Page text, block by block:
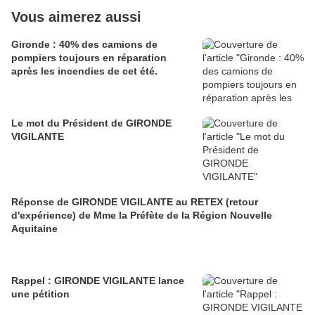
Vous aimerez aussi
Gironde : 40% des camions de
pompiers toujours en réparation
après les incendies de cet été.
Le mot du Président de GIRONDE
VIGILANTE
Réponse de GIRONDE VIGILANTE au RETEX (retour
d'expérience) de Mme la Préfète de la Région Nouvelle
Aquitaine
Rappel : GIRONDE VIGILANTE lance
une pétition